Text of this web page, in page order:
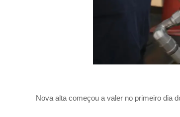
Nova alta começou a valer no primeiro dia